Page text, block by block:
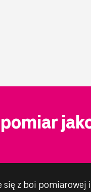
się z boi pomiarowej